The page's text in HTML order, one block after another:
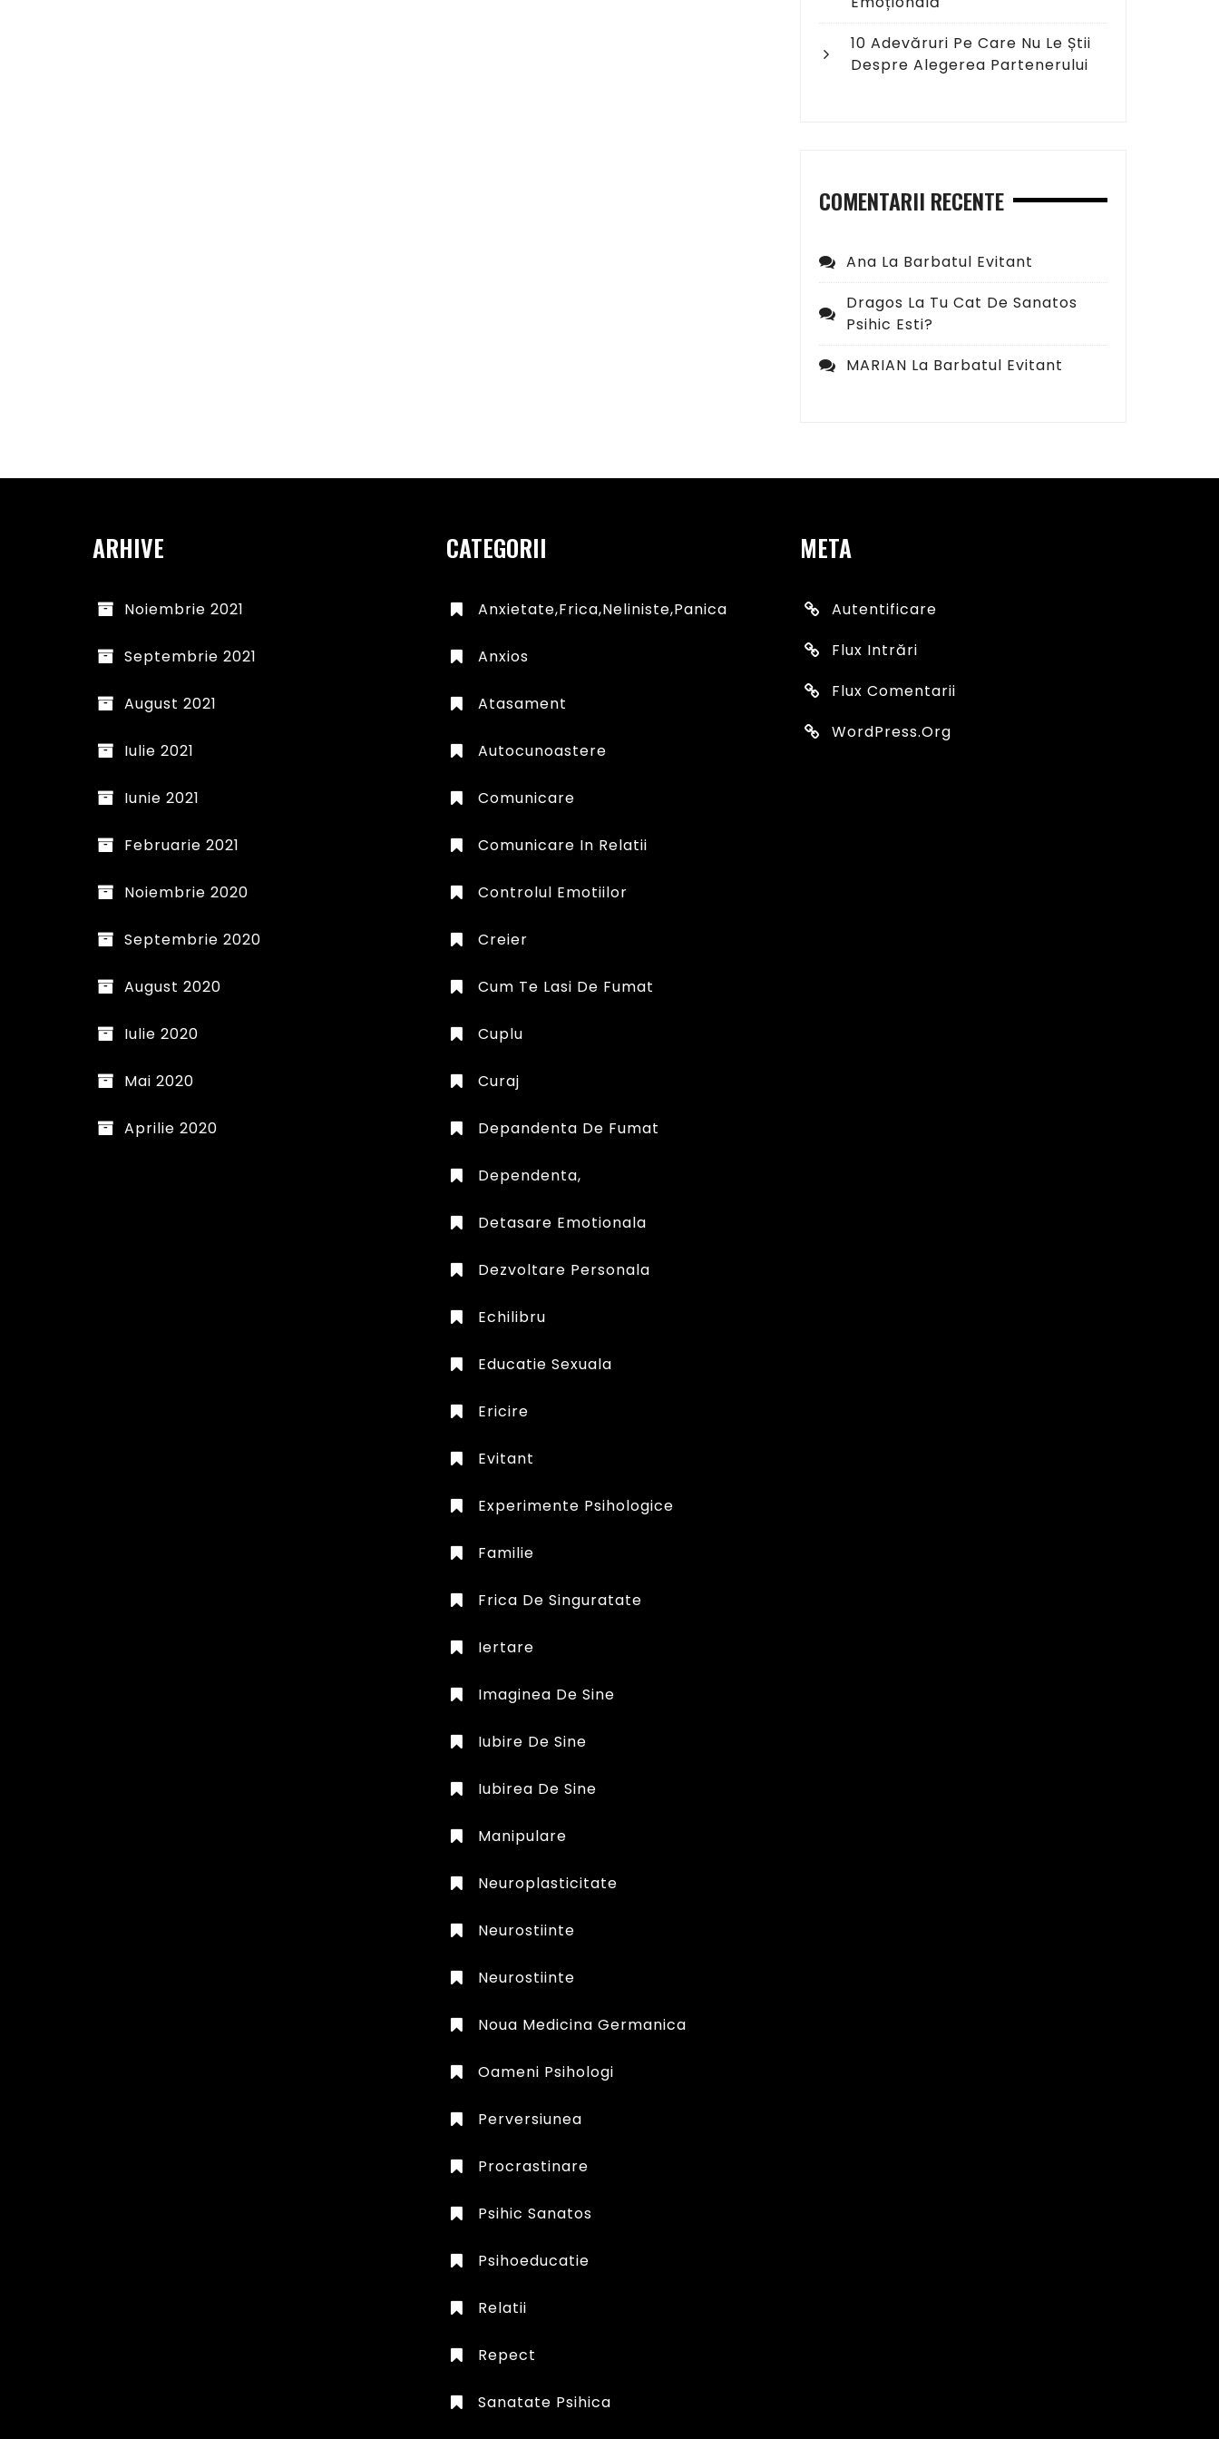
10 Adevăruri Pe Care Nu Le Știi
Despre Alegerea Partenerului
COMENTARII RECENTE
Ana La Barbatul Evitant
Dragos La Tu Cat De Sanatos
Psihic Esti?
MARIAN La Barbatul Evitant
ARHIVE
Noiembrie 2021
Septembrie 2021
August 2021
Iulie 2021
Iunie 2021
Februarie 2021
Noiembrie 2020
Septembrie 2020
August 2020
Iulie 2020
Mai 2020
Aprilie 2020
CATEGORII
Anxietate,frica,neliniste,panica
Anxios
Atasament
Autocunoastere
Comunicare
Comunicare In Relatii
Controlul Emotiilor
Creier
Cum Te Lasi De Fumat
Cuplu
Curaj
Depandenta De Fumat
Dependenta,
Detasare Emotionala
Dezvoltare Personala
Echilibru
Educatie Sexuala
Ericire
Evitant
Experimente Psihologice
Familie
Frica De Singuratate
Iertare
Imaginea De Sine
Iubire De Sine
Iubirea De Sine
Manipulare
Neuroplasticitate
Neurostiinte
Neurostiinte
Noua Medicina Germanica
Oameni Psihologi
Perversiunea
Procrastinare
Psihic Sanatos
Psihoeducatie
Relatii
Repect
Sanatate Psihica
META
Autentificare
Flux Intrări
Flux Comentarii
WordPress.org